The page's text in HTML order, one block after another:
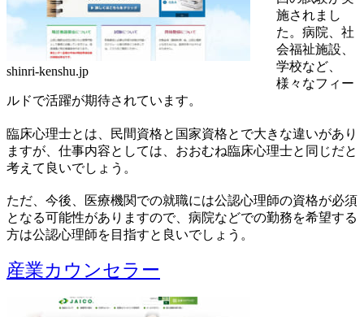
shinri-kenshu.jp
施されまし
た。病院、社
会福祉施設、
学校など、
様々なフィー
ルドで活躍が期待されています。
臨床心理士とは、民間資格と国家資格とで大きな違いがあり
ますが、仕事内容としては、おおむね臨床心理士と同じだと
考えて良いでしょう。
ただ、今後、医療機関での就職には公認心理師の資格が必須
となる可能性がありますので、病院などでの勤務を希望する
方は公認心理師を目指すと良いでしょう。
産業カウンセラー